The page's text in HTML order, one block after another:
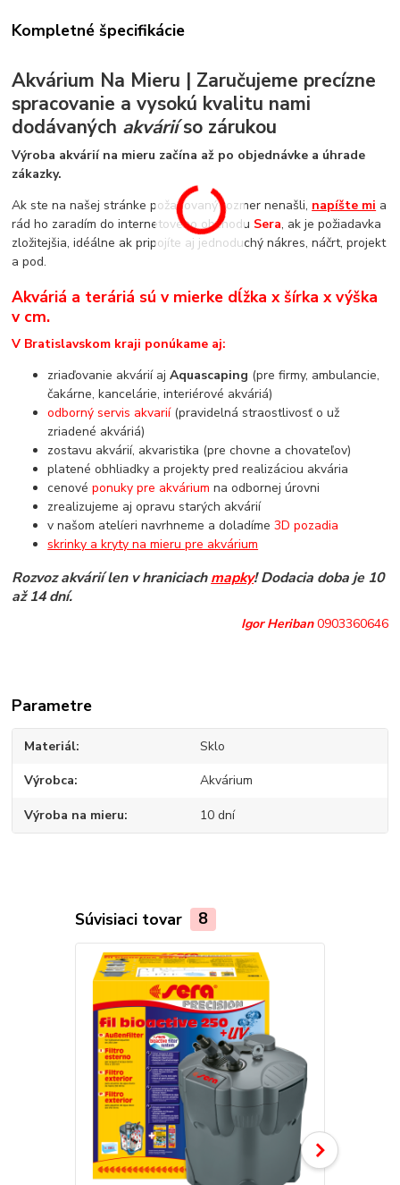
Kompletné špecifikácie
Akvárium Na Mieru | Zaručujeme precízne
spracovanie a vysokú kvalitu nami
dodávaných akváriíso zárukou
Výroba akvárií na mieru začína až po objednávke a úhrade
zákazky.
Ak ste na našej stránke požadovaný rozmer nenašli, napíšte mi a
rád ho zaradím do internetového obchodu Sera, ak je požiadavka
zložitejšia, idéálne ak pripojíte aj jednoduchý nákres, náčrt, projekt
a pod.
Akváriá a teráriá sú v mierke dĺžka x šírka x výška
v cm.
V Bratislavskom kraji ponúkame aj:
zriaďovanie akvárií ajAquascaping (pre firmy, ambulancie,
čakárne, kancelárie, interiérové akváriá)
odborný servis akvarií(pravidelná straostlivosť o už
zriadené akváriá)
zostavu akvárií, akvaristika (pre chovne a chovateľov)
platené obhliadky a projekty pred realizáciou akvária
cenovéponuky pre akvárium na odbornej úrovni
zrealizujeme aj opravu starých akvárií
v našom atelíeri navrhneme a doladíme3D pozadia
skrinky a kryty na mieru pre akvárium
Rozvoz akvárií len v hraniciachmapky! Dodacia doba je 10
až 14 dní.
Igor Heriban0903360646
Parametre
Materiál Sklo
Výrobca Akvárium
Výroba na mieru 10 dní
Súvisiaci tovar 8